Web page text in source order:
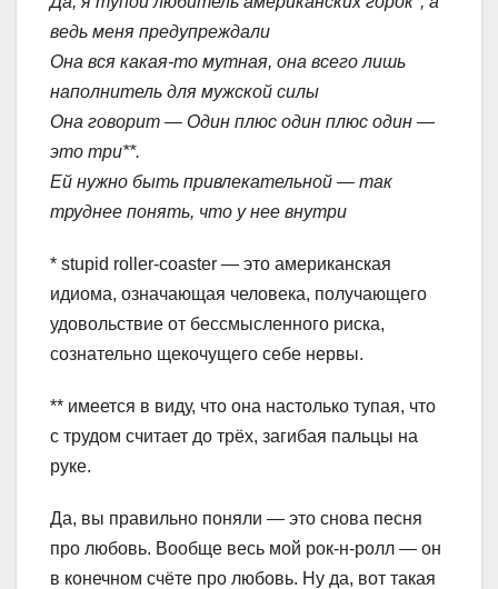
ведь меня предупреждали
Она вся какая-то мутная, она всего лишь
наполнитель для мужской силы
Она говорит — Один плюс один плюс один —
это три**.
Ей нужно быть привлекательной — так
труднее понять, что у нее внутри
* stupid roller-coaster — это американская
идиома, означающая человека, получающего
удовольствие от бессмысленного риска,
сознательно щекочущего себе нервы.
** имеется в виду, что она настолько тупая, что
с трудом считает до трёх, загибая пальцы на
руке.
Да, вы правильно поняли — это снова песня
про любовь. Вообще весь мой рок-н-ролл — он
в конечном счёте про любовь. Ну да, вот такая